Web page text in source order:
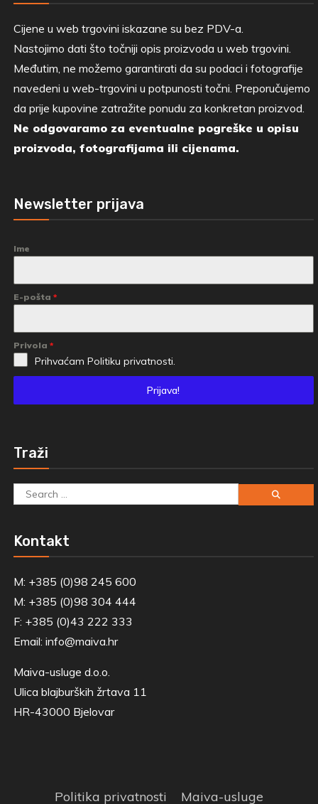
Cijene u web trgovini iskazane su bez PDV-a.
Nastojimo dati što točniji opis proizvoda u web trgovini.
Međutim, ne možemo garantirati da su podaci i fotografije
navedeni u web-trgovini u potpunosti točni. Preporučujemo
da prije kupovine zatražite ponudu za konkretan proizvod.
Ne odgovaramo za eventualne pogreške u opisu
proizvoda, fotografijama ili cijenama.
Newsletter prijava
Ime
E-pošta *
Privola *
Prihvaćam Politiku privatnosti.
Prijava!
Traži
Search
Kontakt
M: +385 (0)98 245 600
M: +385 (0)98 304 444
F: +385 (0)43 222 333
Email: info@maiva.hr
Maiva-usluge d.o.o.
Ulica blajburških žrtava 11
HR-43000 Bjelovar
Politika privatnosti Maiva-usluge